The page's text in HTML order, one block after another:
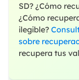
SD? ¿Cómo
¿Cómo
ilegible?
sobre
recupera tus